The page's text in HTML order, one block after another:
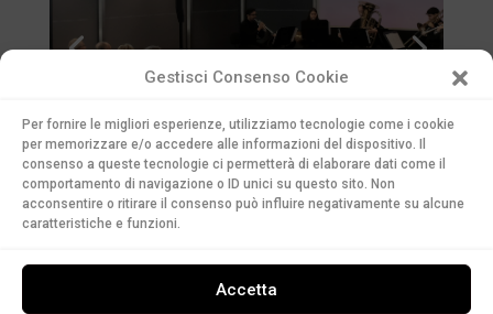
Gestisci Consenso Cookie
Per fornire le migliori esperienze, utilizziamo tecnologie come i cookie
per memorizzare e/o accedere alle informazioni del dispositivo. Il
consenso a queste tecnologie ci permetterà di elaborare dati come il
comportamento di navigazione o ID unici su questo sito. Non
acconsentire o ritirare il consenso può influire negativamente su alcune
caratteristiche e funzioni.
Accetta
“Strategic Philanthropy for the Arts”, una